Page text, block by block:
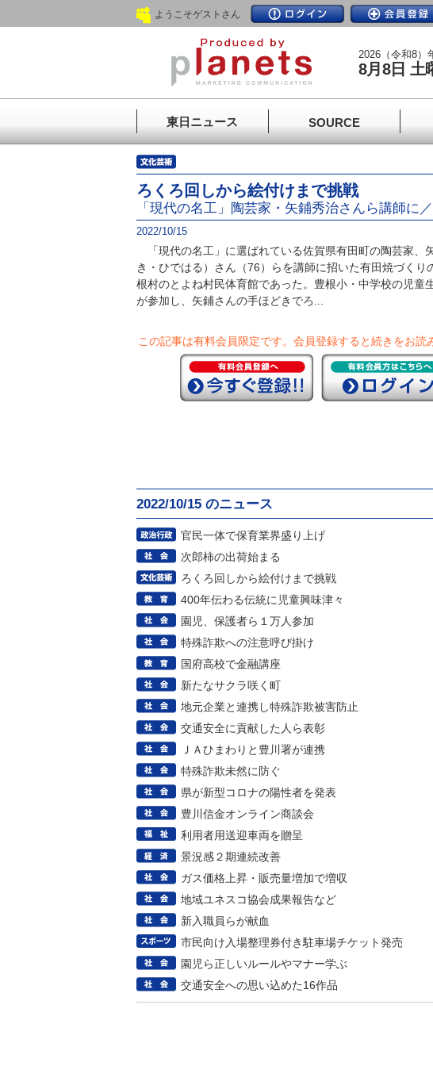
ようこそゲストさん
2026（令和8）
8月8日 土
東日ニュース SOURCE
ろくろ回しから絵付けまで挑戦
「現代の名工」陶芸家・矢鋪秀治さんら講師に
2022/10/15
「現代の名工」に選ばれている佐賀県有田町の陶芸家、
き・ひではる）さん（76）らを講師に招いた有田焼づくり
根村のとよね村民体育館であった。豊根小・中学校の児童
が参加し、矢鋪さんの手ほどきでろ...
この記事は有料会員限定です。 会員登録すると続きをお読
2022/10/15 のニュース
官民一体で保育業界盛り上げ
次郎柿の出荷始まる
ろくろ回しから絵付けまで挑戦
400年伝わる伝統に児童興味津々
園児、保護者ら１万人参加
特殊詐欺への注意呼び掛け
国府高校で金融講座
新たなサクラ咲く町
地元企業と連携し特殊詐欺被害防止
交通安全に貢献した人ら表彰
ＪＡひまわりと豊川署が連携
特殊詐欺未然に防ぐ
県が新型コロナの陽性者を発表
豊川信金オンライン商談会
利用者用送迎車両を贈呈
景況感２期連続改善
ガス価格上昇・販売量増加で増収
地域ユネスコ協会成果報告など
新入職員らが献血
市民向け入場整理券付き駐車場チケット発売
園児ら正しいルールやマナー学ぶ
交通安全への思い込めた16作品